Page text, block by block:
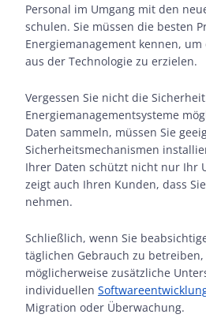
Personal im Umgang mit den
schulen. Sie müssen die besten
Energiemanagement kennen,
aus der Technologie zu erzielen.
Vergessen Sie nicht die
Energiemanagementsysteme
Daten sammeln, müssen Sie
Sicherheitsmechanismen
Ihrer Daten schützt nicht nur Ihr
zeigt auch Ihren Kunden, dass
nehmen.
Schließlich, wenn Sie
täglichen Gebrauch zu
möglicherweise zusätzliche
individuellen
Migration oder Überwachung.